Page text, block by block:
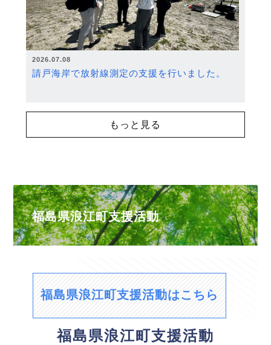
2026.07.08
請戸海岸で放射線測定の支援を行いました。
もっと見る
福島県浪江町支援活動
福島県浪江町支援活動はこちら
福島県浪江町支援活動